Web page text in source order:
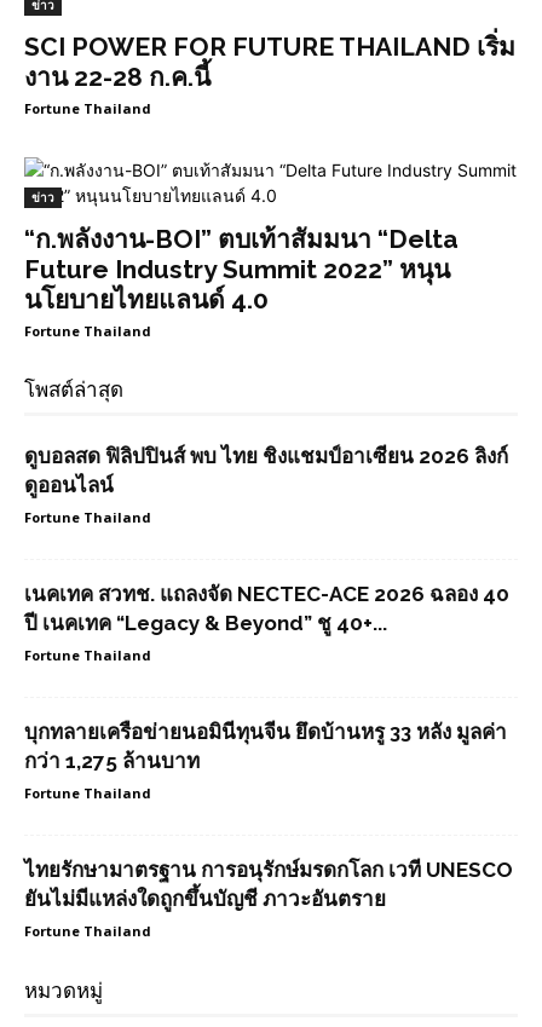
ข่าว
SCI POWER FOR FUTURE THAILAND เริ่ม
งาน 22-28 ก.ค.นี้
Fortune Thailand
ข่าว
“ก.พลังงาน-BOI” ตบเท้าสัมมนา “Delta
Future Industry Summit 2022” หนุน
นโยบายไทยแลนด์ 4.0
Fortune Thailand
โพสต์ล่าสุด
ดูบอลสด ฟิลิปปินส์ พบ ไทย ชิงแชมป์อาเซียน 2026 ลิงก์
ดูออนไลน์
Fortune Thailand
เนคเทค สวทช. แถลงจัด NECTEC-ACE 2026 ฉลอง 40
ปี เนคเทค “Legacy & Beyond” ชู 40+...
Fortune Thailand
บุกทลายเครือข่ายนอมินีทุนจีน ยึดบ้านหรู 33 หลัง มูลค่า
กว่า 1,275 ล้านบาท
Fortune Thailand
ไทยรักษามาตรฐาน การอนุรักษ์มรดกโลก เวที UNESCO
ยันไม่มีแหล่งใดถูกขึ้นบัญชี ภาวะอันตราย
Fortune Thailand
หมวดหมู่